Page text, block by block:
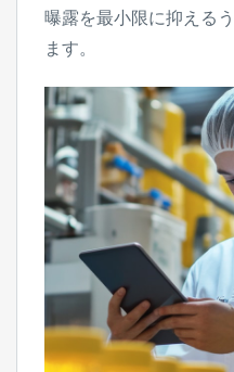
曝露を最小限に抑える
ます。